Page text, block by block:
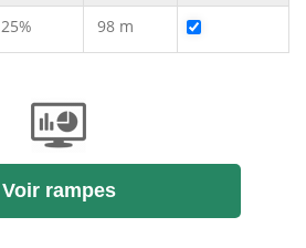
25% 98 m
Voir rampes